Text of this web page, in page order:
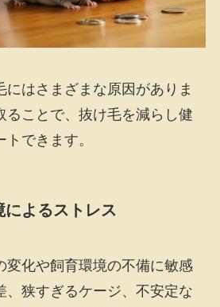
にはさまざまな原因がありま
ることで、抜け毛を減らし健
できます。
よるストレス
変化や飼育環境の不備に敏感
、狭すぎるケージ、不安定な